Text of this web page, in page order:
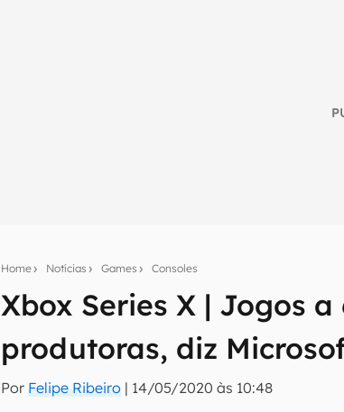
Home Notícias Games Consoles
Xbox Series X | Jogos
produtoras, diz
Por Felipe Ribeiro | 14/05/2020 às 10:48
Seu resumo inteligente do mundo
Assine a newsletter do Canaltech e receba